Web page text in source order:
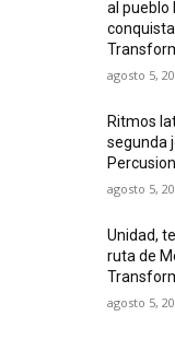
al pueblo
agosto 5,
Ritmos
segunda
agosto 5,
Unidad,
ruta de
agosto 5,